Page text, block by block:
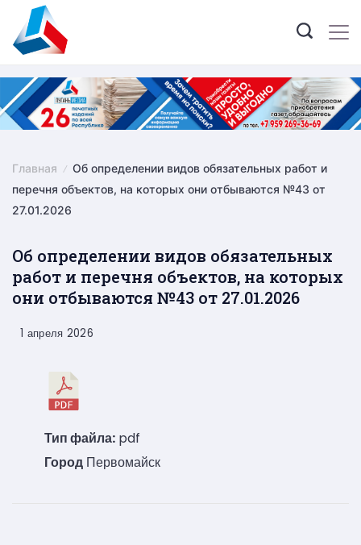
content
Главная
Об определении видов обязательных работ и
перечня объектов, на которых они отбываются №43 от
27.01.2026
Об определении видов обязательных
работ и перечня объектов, на которых
они отбываются №43 от 27.01.2026
1 апреля 2026
Тип файла: pdf
Город Первомайск